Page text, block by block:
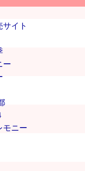
イト
ー
モニー